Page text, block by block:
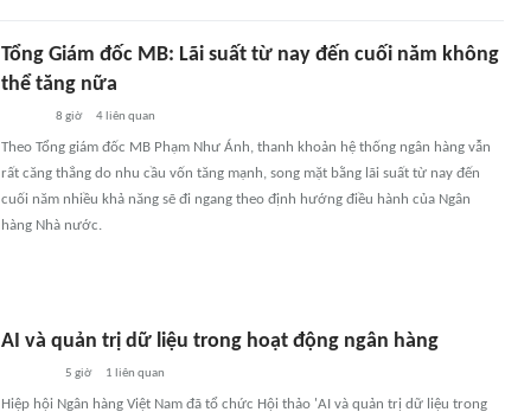
Tổng Giám đốc MB: Lãi suất từ nay đến cuối năm không
thể tăng nữa
8 giờ 4liên quan
Theo Tổng giám đốc MB Phạm Như Ánh, thanh khoản hệ thống ngân hàng vẫn
rất căng thẳng do nhu cầu vốn tăng mạnh, song mặt bằng lãi suất từ nay đến
cuối năm nhiều khả năng sẽ đi ngang theo định hướng điều hành của Ngân
hàng Nhà nước.
AI và quản trị dữ liệu trong hoạt động ngân hàng
5 giờ 1 liên quan
Hiệp hội Ngân hàng Việt Nam đã tổ chức Hội thảo 'AI và quản trị dữ liệu trong